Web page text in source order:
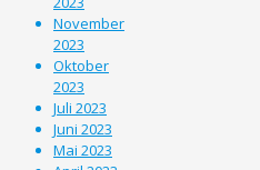
November
2023
Oktober
2023
Juli 2023
Juni 2023
Mai 2023